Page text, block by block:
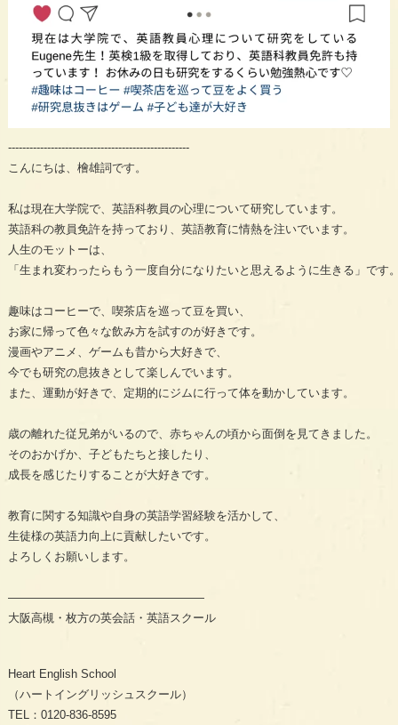
---------------------------------------------------
こんにちは、檜雄詞です。
私は現在大学院で、英語科教員の心理について研究しています。
英語科の教員免許を持っており、英語教育に情熱を注いでいます。
人生のモットーは、
「生まれ変わったらもう一度自分になりたいと思えるように生きる」です
趣味はコーヒーで、喫茶店を巡って豆を買い、
お家に帰って色々な飲み方を試すのが好きです。
漫画やアニメ、ゲームも昔から大好きで、
今でも研究の息抜きとして楽しんでいます。
また、運動が好きで、定期的にジムに行って体を動かしています。
歳の離れた従兄弟がいるので、赤ちゃんの頃から面倒を見てきました。
そのおかげか、子どもたちと接したり、
成長を感じたりすることが大好きです。
教育に関する知識や自身の英語学習経験を活かして、
生徒様の英語力向上に貢献したいです。
よろしくお願いします。
—————————————————
大阪高槻・枚方の英会話・英語スクール
Heart English School
（ハートイングリッシュスクール）
TEL：0120-836-8595